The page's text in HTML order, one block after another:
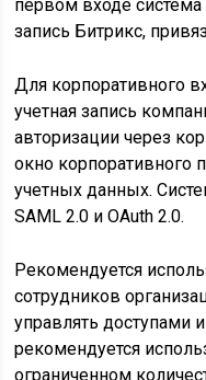
первом входе система
запись Битрикс,
Для корпоративного
учетная запись
авторизации через
окно корпоративного
учетных данных.
SAML 2.0 и OAuth 2.0.
Рекомендуется
сотрудников
управлять доступами
рекомендуется
ограниченном